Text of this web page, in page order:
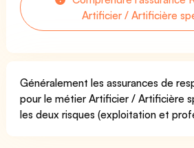
Artificier / Artificière
Généralement les assurances de
pour le métier Artificier / Artificière
les deux risques (exploitation et